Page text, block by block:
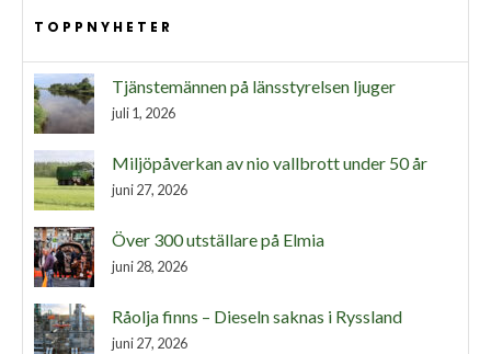
TOPPNYHETER
Tjänstemännen på länsstyrelsen ljuger
juli 1, 2026
Miljöpåverkan av nio vallbrott under 50 år
juni 27, 2026
Över 300 utställare på Elmia
juni 28, 2026
Råolja finns – Dieseln saknas i Ryssland
juni 27, 2026